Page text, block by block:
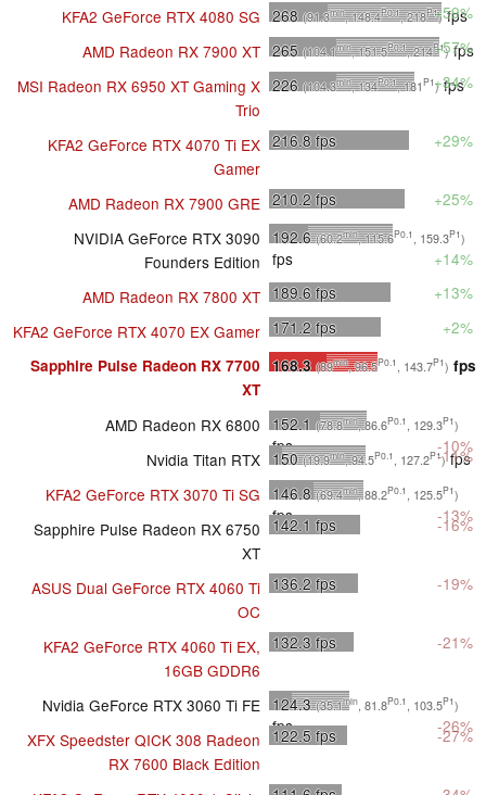
KFA2 GeForce RTX 4080 SG 268 (91.3min, 148.4P0.1, 218P1)fps
+59%
AMD Radeon RX 7900 XT 265 (104.1min, 151.5P0.1, 214P1)fps
+57%
MSI Radeon RX 6950 XT Gaming X
Trio
226 (104.3min, 134P0.1, 181P1)fps
+34%
KFA2 GeForce RTX 4070 Ti EX
Gamer
216.8fps +29%
AMD Radeon RX 7900 GRE 210.2fps
+25%
NVIDIA GeForce RTX 3090
Founders Edition
192.6 (60.2min, 115.6P0.1 , 159.3P1)
fps
+14%
AMD Radeon RX 7800 XT 189.6fps
+13%
KFA2 GeForce RTX 4070 EX Gamer 171.2fps +2%
Sapphire Pulse Radeon RX 7700
XT
168.3 (89min, 96.5P0.1 , 143.7P1) fps
AMD Radeon RX 6800 152.1 (78.8min, 86.6P0.1 , 129.3P1)
fps -10%
Nvidia Titan RTX 150 (19.9min, 94.5P0.1 , 127.2P1)fps
-11%
KFA2 GeForce RTX 3070 Ti SG 146.8 (69.4min, 88.2P0.1 , 125.5P1)
fps -13%
Sapphire Pulse Radeon RX 6750
XT
142.1 fps -16%
ASUS Dual GeForce RTX 4060 Ti
OC
136.2fps -19%
KFA2 GeForce RTX 4060 Ti EX,
16GB GDDR6
132.3fps -21%
Nvidia GeForce RTX 3060 Ti FE 124.3 (35.1min , 81.8P0.1 , 103.5P1)
fps -26%
XFX Speedster QICK 308 Radeon
RX 7600 Black Edition
122.5fps -27%